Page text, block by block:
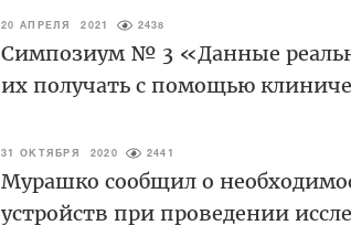
20 АПРЕЛЯ 2021 2438
Симпозиум № 3 «Данные
их получать с помощью
31 ОКТЯБРЯ 2020 2441
Мурашко сообщил о
устройств при проведении